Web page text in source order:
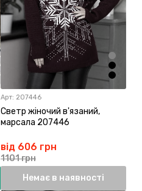
Арт: 207446
Светр жіночий в'язаний,
марсала 207446
від 606 грн
1101 грн
Немає в наявності